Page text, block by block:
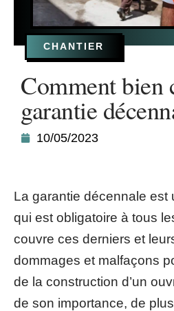
CHANTIER
Comment bien
garantie
10/05/2023
La garantie décennale est
qui est obligatoire à tous
couvre ces derniers et
dommages et malfaçons
de la construction d’un
de son importance, de